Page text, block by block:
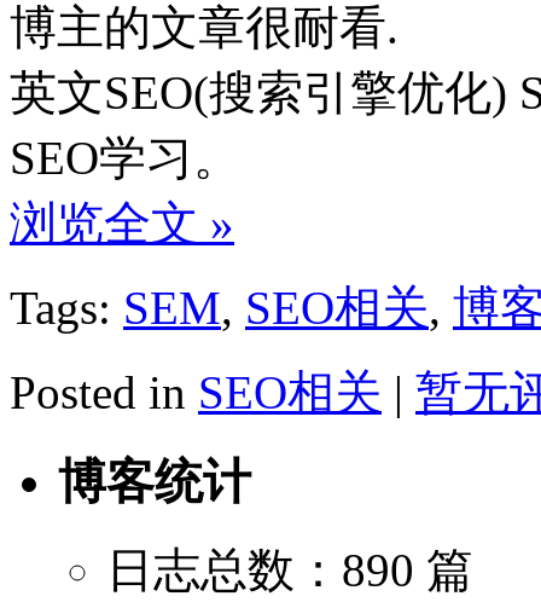
博主的文章很耐看.
英文SEO(搜索引擎优化)
SEO学习。
浏览全文 »
Tags: SEM, SEO相关, 博
Posted in SEO相关 | 暂无
博客统计
日志总数：890 篇